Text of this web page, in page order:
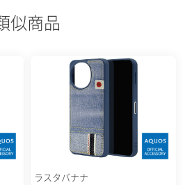
似商品
ラスタバナナ